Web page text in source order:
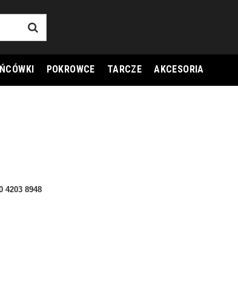
POKROWCE TARCZE AKCESORIA
4203 8948